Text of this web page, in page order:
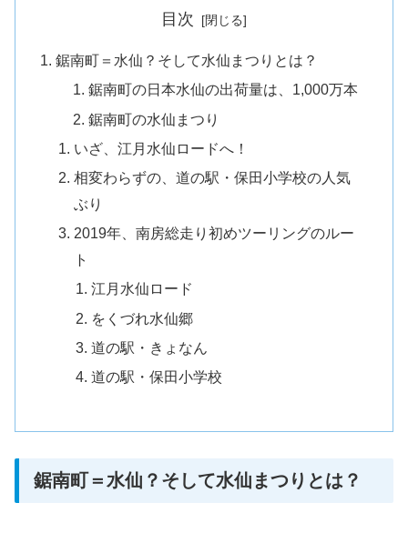
目次
鋸南町＝水仙？そして水仙まつりとは？
鋸南町の日本水仙の出荷量は、1,000万本
鋸南町の水仙まつり
いざ、江月水仙ロードへ！
相変わらずの、道の駅・保田小学校の人気
ぶり
2019年、南房総走り初めツーリングのルー
ト
江月水仙ロード
をくづれ水仙郷
道の駅・きょなん
道の駅・保田小学校
鋸南町＝水仙？そして水仙まつりとは？